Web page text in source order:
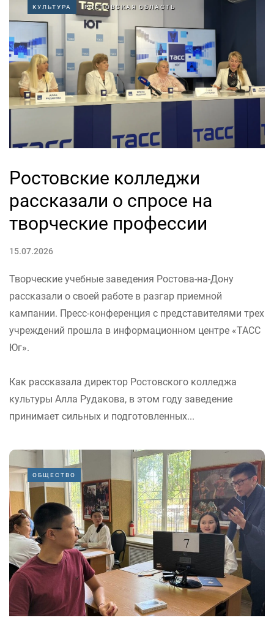
КУЛЬТУРА РОСТОВСКАЯ ОБЛАСТЬ
Ростовские колледжи
рассказали о спросе на
творческие профессии
15.07.2026
Творческие учебные заведения Ростова-на-Дону
рассказали о своей работе в разгар приемной
кампании. Пресс-конференция с представителями трех
учреждений прошла в информационном центре «ТАСС
Юг».
Как рассказала директор Ростовского колледжа
культуры Алла Рудакова, в этом году заведение
принимает сильных и подготовленных...
ОБЩЕСТВО